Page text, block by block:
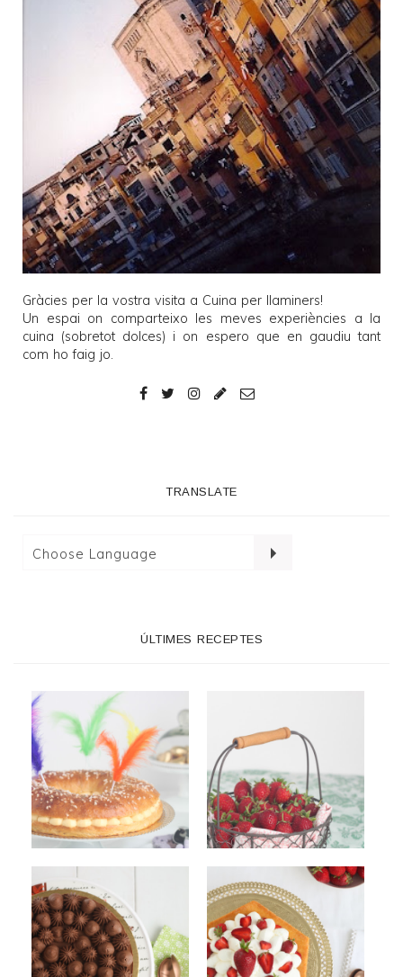
Gràcies per la vostra visita a Cuina per llaminers!
Un espai on comparteixo les meves experiències a la
cuina (sobretot dolces) i on espero que en gaudiu tant
com ho faig jo.
TRANSLATE
ÚLTIMES RECEPTES